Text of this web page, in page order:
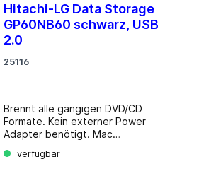
Hitachi-LG Data Storage
GP60NB60 schwarz, USB
2.0
25116
Brennt alle gängigen DVD/CD
Formate. Kein externer Power
Adapter benötigt. Mac
für 1000 Jahre Datensicherheit.
verfügbar